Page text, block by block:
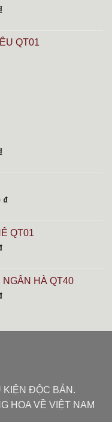
Giá
tại
là: QT01
Giá
7.800.000 ₫.
₫.
₫Giá
là:
QT01
Giá
là:
5.400.000 ₫.
HÀ QT40
Giá
là:
KIỆN ĐỘC BẢN.
HOA VỀ VIỆT NAM